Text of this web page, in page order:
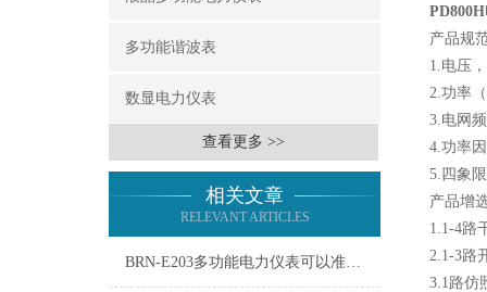
多功能谐波表
数显电力仪表
查看更多 >>
相关文章
RELEVANT ARTICLES
BRN-E203多功能电力仪表可以准确测量电力参数
产品规
1.电压
2.功率
3.电网
4.功率
5.四象
产品增
1.1-4路
2.1-3路
3.1路仿